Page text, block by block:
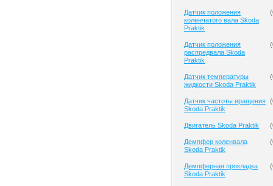
Датчик положения
коленчатого вала Skoda
Praktik
(
Датчик положения
распредвала Skoda
Praktik
(
Датчик температуры
жидкости Skoda Praktik
(
Датчик частоты вращения
Skoda Praktik
(
Двигатель Skoda Praktik (
Демпфер коленвала
Skoda Praktik
(
Демпферная прокладка
Skoda Praktik
(